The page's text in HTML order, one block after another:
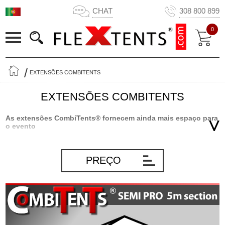
CHAT 308 800 899
0
EXTENSÕES COMBITENTS
EXTENSÕES COMBITENTS
As extensões CombiTents® fornecem ainda mais espaço para
o evento
tenda para festas mais flexível no mercado. Devido à construção
modular inovadora da tenda para festas, pode escalar o tamanho
planear – um evento pequeno com algumas pessoas ou um
grande evento com muitos convidados – tudo embalado numa só
tenda para festas! Com as nossas extensões CombiTents®, pode
tornar a sua Semi PRO CombiTents® ainda mais flexível– e ter
PREÇO